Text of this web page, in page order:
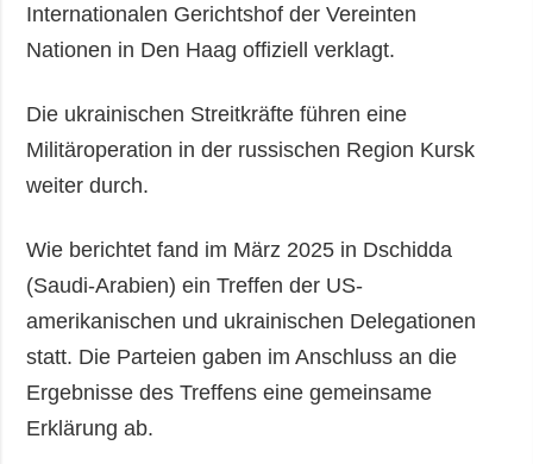
Internationalen Gerichtshof der Vereinten
Nationen in Den Haag offiziell verklagt.
Die ukrainischen Streitkräfte führen eine
Militäroperation in der russischen Region Kursk
weiter durch.
Wie berichtet fand im März 2025 in Dschidda
(Saudi-Arabien) ein Treffen der US-
amerikanischen und ukrainischen Delegationen
statt. Die Parteien gaben im Anschluss an die
Ergebnisse des Treffens eine gemeinsame
Erklärung ab.